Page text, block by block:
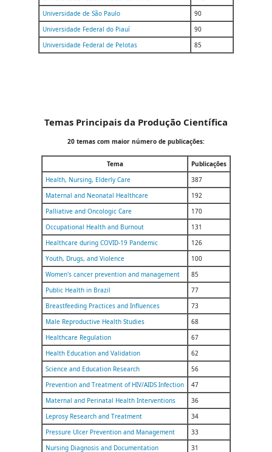
Universidade de São Paulo
90
Universidade Federal do Piauí
90
Universidade Federal de Pelotas
85
Temas Principais da Produção Científica
20 temas com maior número de publicações:
Tema
Publicações
Health, Nursing, Elderly Care
387
Maternal and Neonatal Healthcare
192
Palliative and Oncologic Care
170
Occupational Health and Burnout
131
Healthcare during COVID-19 Pandemic
126
Youth, Drugs, and Violence
100
Women's cancer prevention and management
85
Public Health in Brazil
77
Breastfeeding Practices and Influences
73
Male Reproductive Health Studies
68
Healthcare Regulation
67
Health Education and Validation
62
Science and Education Research
56
Prevention and Treatment of HIV/AIDS Infection
47
Maternal and Perinatal Health Interventions
36
Leprosy Research and Treatment
34
Pressure Ulcer Prevention and Management
33
Nursing Diagnosis and Documentation
31